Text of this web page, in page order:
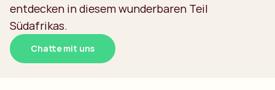
entdecken in diesem wunderbaren Teil
Südafrikas.
Chatte mit uns